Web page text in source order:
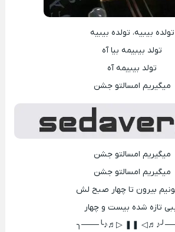
تولده بیبیه، تولده بیبیه
تولد بیبیمه بیا آه
تولد بیبیمه آه
میگیریم امسالتو جشن
میگیریم امسالتو جشن
میگیریم امسالتو جشن
بیرون تا چهار صبح لش
تازه شده بیست و چهار
╭───╯♪♬◁ ❚❚